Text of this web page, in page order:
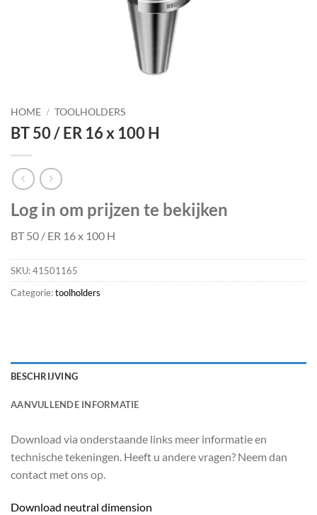
HOME / TOOLHOLDERS
BT 50 / ER 16 x 100 H
Log in om prijzen te bekijken
BT 50 / ER 16 x 100 H
SKU:41501165
Categorie:toolholders
BESCHRIJVING
AANVULLENDE INFORMATIE
Download via onderstaande links meer informatie en
technische tekeningen. Heeft u andere vragen? Neem dan
contact met ons op.
Download neutral dimension